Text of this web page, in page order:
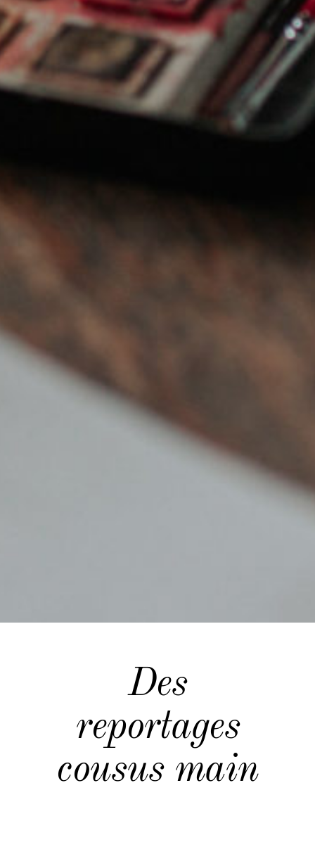
Des
reportages
cousus main